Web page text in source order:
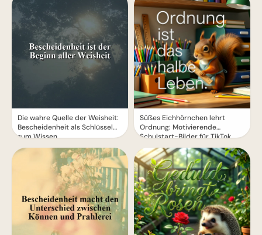
Die wahre Quelle der Weisheit:
Bescheidenheit als Schlüssel
zum Wissen
Süßes Eichhörnchen lehrt
Ordnung: Motivierende
Schulstart-Bilder für TikTok